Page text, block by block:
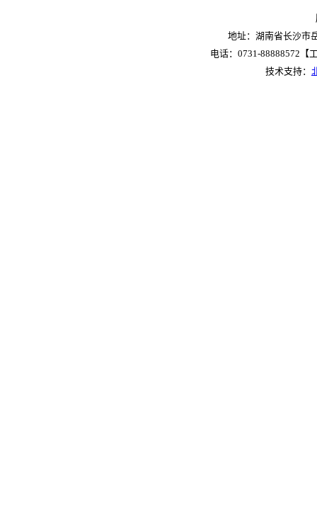
地址：湖南省长沙市
电话：0731-88888572【
技术支持：